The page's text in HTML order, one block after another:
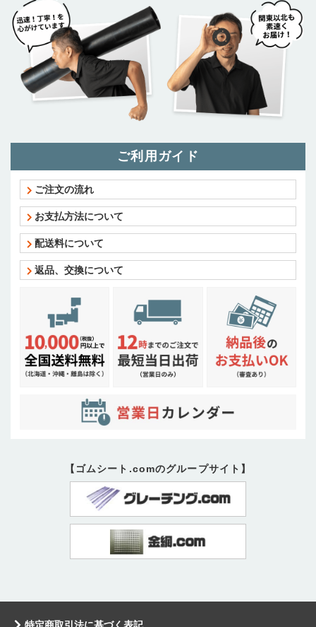
ご利用ガイド
ご注文の流れ
お支払方法について
配送料について
返品、交換について
【ゴムシート.comのグループサイト】